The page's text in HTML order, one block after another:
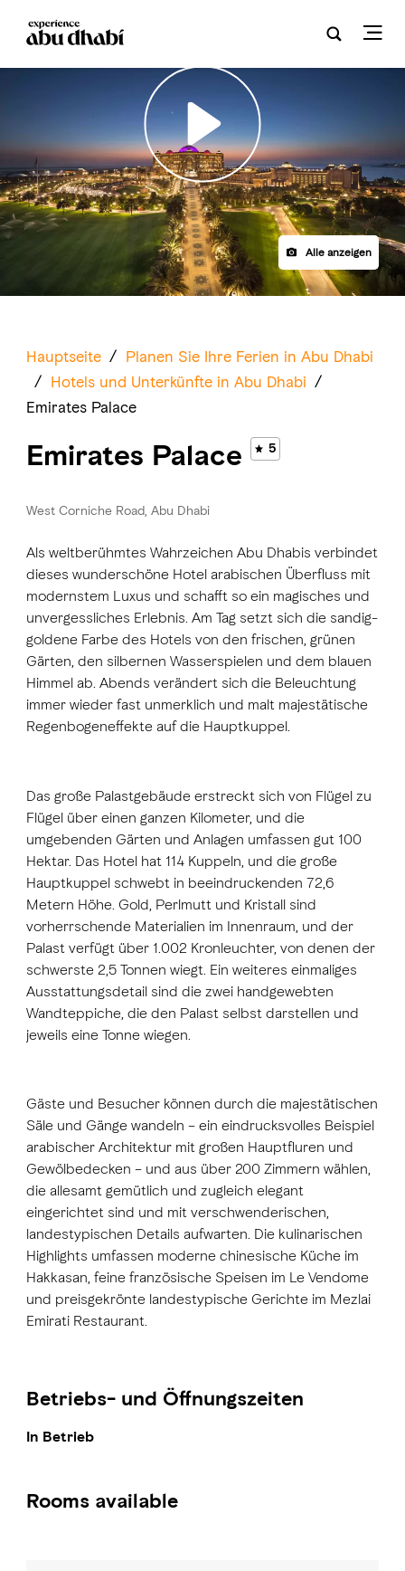
Play
Alle anzeigen
Hauptseite / Planen Sie Ihre Ferien in Abu Dhabi
/ Hotels und Unterkünfte in Abu Dhabi /
Emirates Palace
Emirates Palace 5
West Corniche Road, Abu Dhabi
Als weltberühmtes Wahrzeichen Abu Dhabis verbindet
dieses wunderschöne Hotel arabischen Überfluss mit
modernstem Luxus und schafft so ein magisches und
unvergessliches Erlebnis. Am Tag setzt sich die sandig-
goldene Farbe des Hotels von den frischen, grünen
Gärten, den silbernen Wasserspielen und dem blauen
Himmel ab. Abends verändert sich die Beleuchtung
immer wieder fast unmerklich und malt majestätische
Regenbogeneffekte auf die Hauptkuppel.
Das große Palastgebäude erstreckt sich von Flügel zu
Flügel über einen ganzen Kilometer, und die
umgebenden Gärten und Anlagen umfassen gut 100
Hektar. Das Hotel hat 114 Kuppeln, und die große
Hauptkuppel schwebt in beeindruckenden 72,6
Metern Höhe. Gold, Perlmutt und Kristall sind
vorherrschende Materialien im Innenraum, und der
Palast verfügt über 1.002 Kronleuchter, von denen der
schwerste 2,5 Tonnen wiegt. Ein weiteres einmaliges
Ausstattungsdetail sind die zwei handgewebten
Wandteppiche, die den Palast selbst darstellen und
jeweils eine Tonne wiegen.
Gäste und Besucher können durch die majestätischen
Säle und Gänge wandeln – ein eindrucksvolles Beispiel
arabischer Architektur mit großen Hauptfluren und
Gewölbedecken – und aus über 200 Zimmern wählen,
die allesamt gemütlich und zugleich elegant
eingerichtet sind und mit verschwenderischen,
landestypischen Details aufwarten. Die kulinarischen
Highlights umfassen moderne chinesische Küche im
Hakkasan, feine französische Speisen im Le Vendome
und preisgekrönte landestypische Gerichte im Mezlai
Emirati Restaurant.
Betriebs- und Öffnungszeiten
In Betrieb
Rooms available